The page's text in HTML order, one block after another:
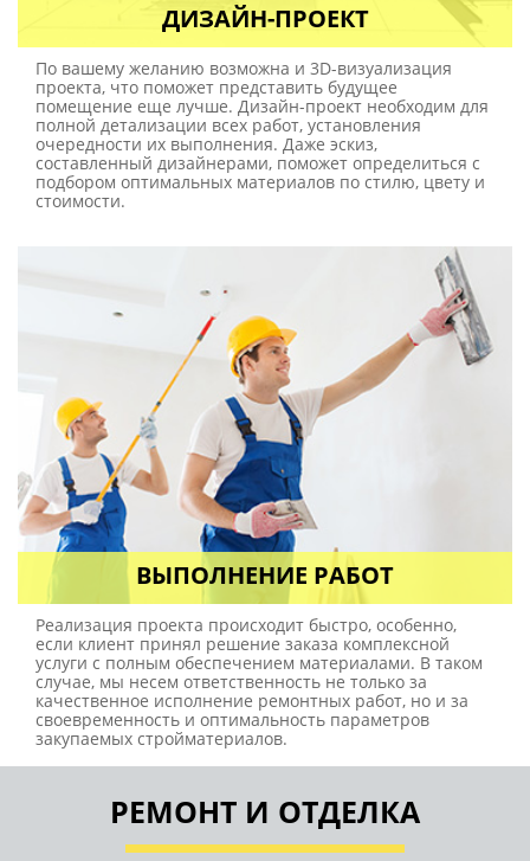
ДИЗАЙН-ПРОЕКТ
По вашему желанию возможна и 3D-визуализация
проекта, что поможет представить будущее
помещение еще лучше. Дизайн-проект необходим для
полной детализации всех работ, установления
очередности их выполнения. Даже эскиз,
составленный дизайнерами, поможет определиться с
подбором оптимальных материалов по стилю, цвету и
стоимости.
ВЫПОЛНЕНИЕ РАБОТ
Реализация проекта происходит быстро, особенно,
если клиент принял решение заказа комплексной
услуги с полным обеспечением материалами. В таком
случае, мы несем ответственность не только за
качественное исполнение ремонтных работ, но и за
своевременность и оптимальность параметров
закупаемых стройматериалов.
РЕМОНТ И ОТДЕЛКА